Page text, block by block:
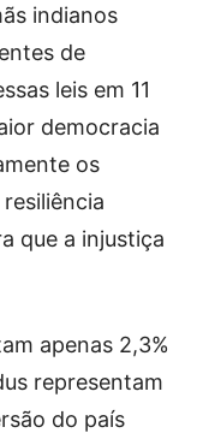
indianos
de
leis em 11
democracia
os
que a injustiça
apenas 2,3%
representam
do país